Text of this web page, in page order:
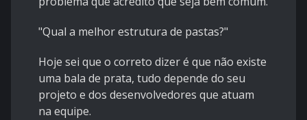
"Qual a melhor estrutura de pastas?"
Hoje sei que o correto dizer é que não existe
uma bala de prata, tudo depende do seu
projeto e dos desenvolvedores que atuam
na equipe.